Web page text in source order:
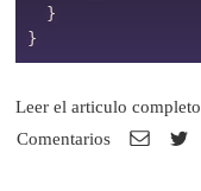
}
}
Comentarios
Leer el articulo completo